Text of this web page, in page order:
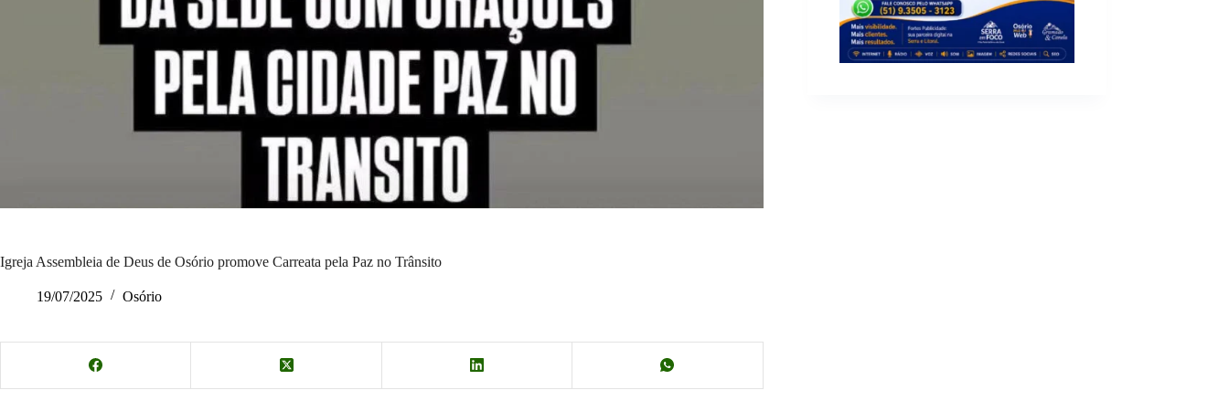
Igreja Assembleia de Deus de Osório promove Carreata pela Paz no Trânsito
19/07/2025 Osório